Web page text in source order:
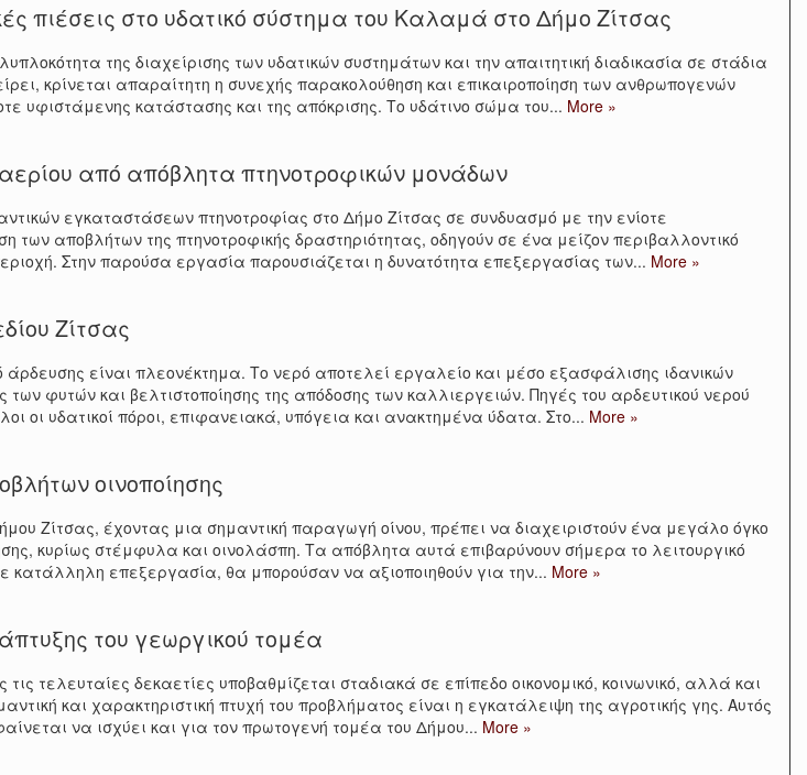
πιέσεις στο υδατικό σύστημα του Καλαμά στο Δήμο Ζίτσας
της διαχείρισης των υδατικών συστημάτων και την απαιτητική διαδικασία σε στάδια
κρίνεται απαραίτητη η συνεχής παρακολούθηση και επικαιροποίηση των ανθρωπογενών
υφιστάμενης κατάστασης και της απόκρισης. Tο υδάτινο σώμα του... More »
από απόβλητα πτηνοτροφικών μονάδων
εγκαταστάσεων πτηνοτροφίας στο Δήμο Ζίτσας σε συνδυασμό με την ενίοτε
των αποβλήτων της πτηνοτροφικής δραστηριότητας, οδηγούν σε ένα μείζον περιβαλλοντικό
Στην παρούσα εργασία παρουσιάζεται η δυνατότητα επεξεργασίας των... More »
Ζίτσας
είναι πλεονέκτημα. Το νερό αποτελεί εργαλείο και μέσο εξασφάλισης ιδανικών
των φυτών και βελτιστοποίησης της απόδοσης των καλλιεργειών. Πηγές του αρδευτικού νερού
οι υδατικοί πόροι, επιφανειακά, υπόγεια και ανακτημένα ύδατα. Στο... More »
οινοποίησης
Ζίτσας, έχοντας μια σημαντική παραγωγή οίνου, πρέπει να διαχειριστούν ένα μεγάλο όγκο
κυρίως στέμφυλα και οινολάσπη. Τα απόβλητα αυτά επιβαρύνουν σήμερα το λειτουργικό
κατάλληλη επεξεργασία, θα μπορούσαν να αξιοποιηθούν για την... More »
του γεωργικού τομέα
τις τελευταίες δεκαετίες υποβαθμίζεται σταδιακά σε επίπεδο οικονομικό, κοινωνικό, αλλά και
και χαρακτηριστική πτυχή του προβλήματος είναι η εγκατάλειψη της αγροτικής γης. Αυτός
να ισχύει και για τον πρωτογενή τομέα του Δήμου... More »